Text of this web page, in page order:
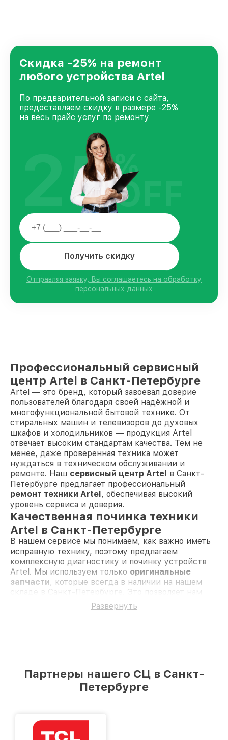
клиентов.
Скидка -25% на ремонт
любого устройства Artel
По предварительной записи с сайта,
предоставляем скидку в размере -25%
на весь прайс услуг по ремонту
Получить скидку
Отправляя заявку, Вы соглашаетесь на обработку
персональных данных
25%
OFF
Профессиональный сервисный
центр Artel в Санкт-Петербурге
Artel — это бренд, который завоевал доверие
пользователей благодаря своей надёжной и
многофункциональной бытовой технике. От
стиральных машин и телевизоров до духовых
шкафов и холодильников — продукция Artel
отвечает высоким стандартам качества. Тем не
менее, даже проверенная техника может
нуждаться в техническом обслуживании и
ремонте. Наш сервисный центр Artel в Санкт-
Петербурге предлагает профессиональный
ремонт техники Artel, обеспечивая высокий
уровень сервиса и доверия.
Качественная починка техники
Artel в Санкт-Петербурге
В нашем сервисе мы понимаем, как важно иметь
исправную технику, поэтому предлагаем
комплексную диагностику и починку устройств
Artel. Мы используем только оригинальные
запчасти, которые всегда в наличии на нашем
складе в Санкт-Петербурге. Это позволяет нам
быстро приступить к ремонту сразу после
диагностики, не теряя времени на ожидание
столкнуться с различными проблемами. Мы
предлагаем профессиональные решения для
следующих поломок:
заменяем неисправные элементы.
Телевизор не показывает изображение
Развернуть
Партнеры нашего СЦ в Санкт-
Петербурге